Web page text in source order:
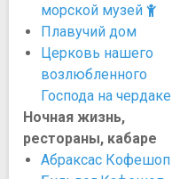
морской музей
Плавучий дом
Церковь нашего
возлюбленного
Господа на чердаке
Ночная жизнь,
рестораны, кабаре
Абраксас Кофешоп